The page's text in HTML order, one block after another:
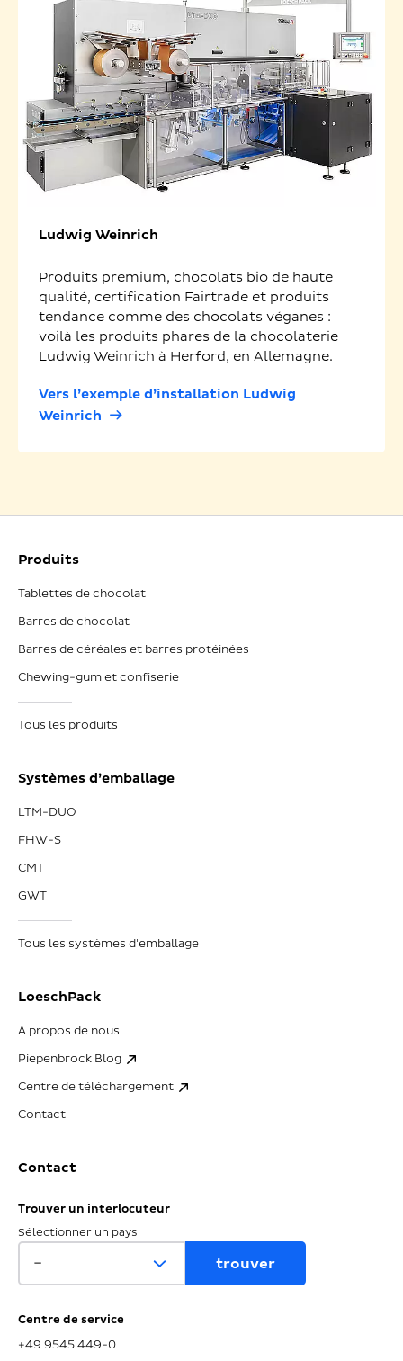
Ludwig Weinrich
Produits premium, chocolats bio de haute
qualité, certification Fairtrade et produits
tendance comme des chocolats véganes :
voilà les produits phares de la chocolaterie
Ludwig Weinrich à Herford, en Allemagne.
Vers l’exemple d’installation Ludwig
Weinrich
Produits
Tablettes de chocolat
Barres de chocolat
Barres de céréales et barres protéinées
Chewing-gum et confiserie
Tous les produits
Systèmes d’emballage
LTM-DUO
FHW-S
CMT
GWT
Tous les systèmes d'emballage
LoeschPack
À propos de nous
Piepenbrock Blog
Centre de téléchargement
Contact
Contact
Trouver un interlocuteur
Sélectionner un pays
Centre de service
+49 9545 449-0